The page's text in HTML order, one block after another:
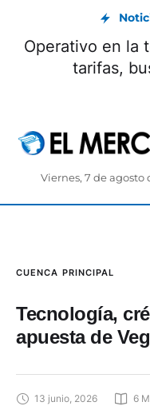
Daniel Noboa
electo de
Viernes, 7 de agosto
CUENCA PRINCIPAL
Tecnología,
apuesta de
13 junio, 2026 6